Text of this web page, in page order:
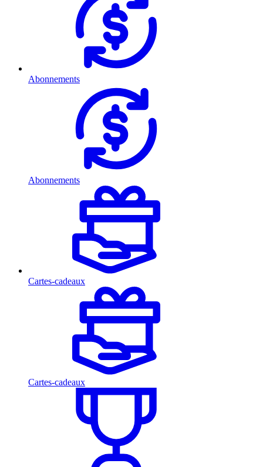
Abonnements
Abonnements
Cartes-cadeaux
Cartes-cadeaux